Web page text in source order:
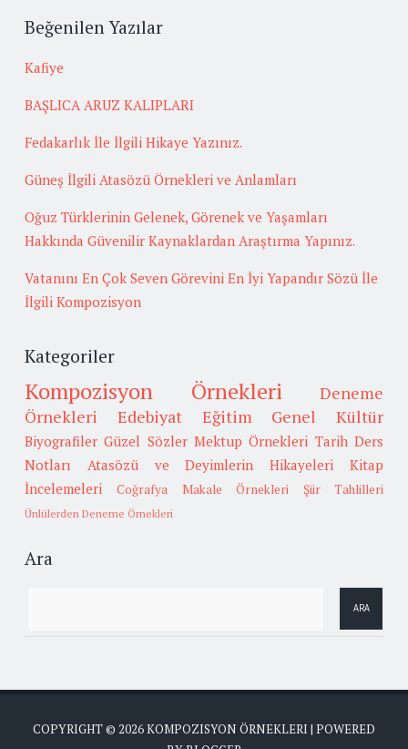
Beğenilen Yazılar
Kafiye
BAŞLICA ARUZ KALIPLARI
Fedakarlık İle İlgili Hikaye Yazınız.
Güneş İlgili Atasözü Örnekleri ve Anlamları
Oğuz Türklerinin Gelenek, Görenek ve Yaşamları
Hakkında Güvenilir Kaynaklardan Araştırma Yapınız.
Vatanını En Çok Seven Görevini En İyi Yapandır Sözü İle
İlgili Kompozisyon
Kategoriler
Kompozisyon Örnekleri
Deneme
Örnekleri
Edebiyat Eğitim Genel Kültür
Biyografiler Güzel Sözler Mektup Örnekleri Tarih Ders
Notları
Atasözü ve Deyimlerin Hikayeleri
Kitap
İncelemeleri
Coğrafya Makale Örnekleri Şiir Tahlilleri
Ünlülerden Deneme Örnekleri
Ara
COPYRIGHT © 2026KOMPOZISYON ÖRNEKLERI | POWERED